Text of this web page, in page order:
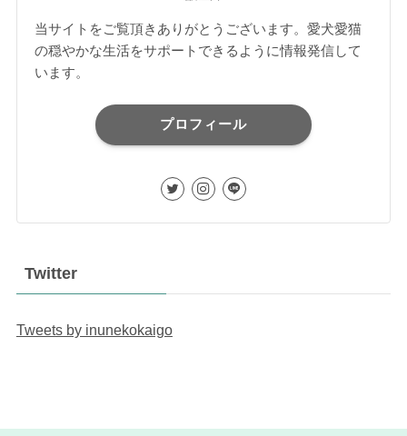
当サイトをご覧頂きありがとうございます。愛犬愛猫
の穏やかな生活をサポートできるように情報発信して
います。
プロフィール
Twitter
Tweets by inunekokaigo